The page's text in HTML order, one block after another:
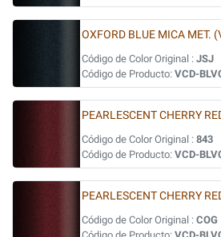
OXFORD BLUE MICA MET.
Código de Color Original : JSJ
Código de Producto: VCD-
PEARLESCENT CHERRY
Código de Color Original : 843
Código de Producto: VCD-
PEARLESCENT CHERRY
Código de Color Original : COG